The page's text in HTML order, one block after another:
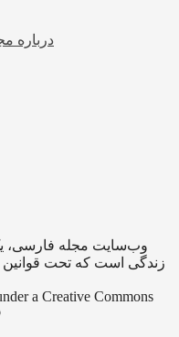
درباره
وب‌سایت مجله فارسی،
زندگی است که تحت قوانین
a Creative Commons